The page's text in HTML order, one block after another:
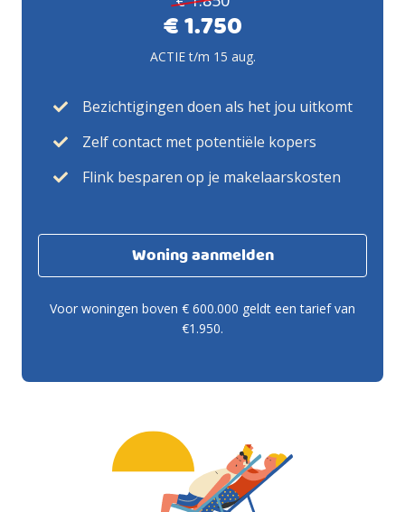
€ 1.750
ACTIE t/m 15 aug.
Bezichtigingen doen als het jou uitkomt
Zelf contact met potentiële kopers
Flink besparen op je makelaarskosten
Woning aanmelden
Voor woningen boven € 600.000 geldt een tarief van
€1.950.